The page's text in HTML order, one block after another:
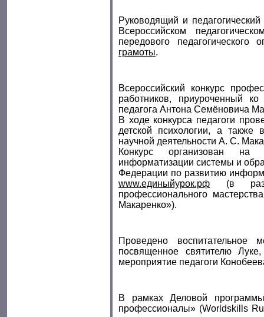
Руководящий и
Всероссийском
передового
грамоты.
Всероссийский конкурс
работников, приуроченный
педагога Антона Семёновича
В ходе конкурса педагоги
детской психологии, а также
научной деятельности А. С.
Конкурс организован на
информатизации системы и
Федерации по развитию
www.единыйурок.рф
(в
профессионального
Макаренко»).
Проведено воспитательное
посвященное святителю
мероприятие педагоги
В рамках Деловой
профессионалы» (Worldskills